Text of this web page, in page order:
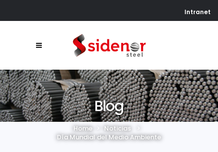
Intranet
Blog
Home Noticias
Día Mundial del Medio Ambiente